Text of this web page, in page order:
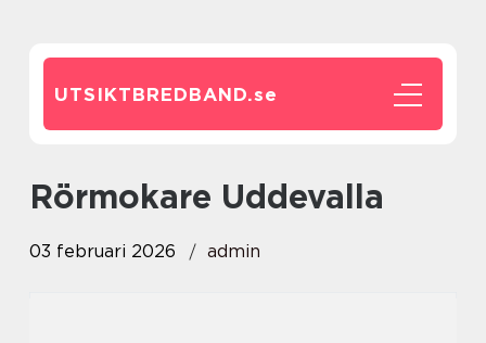
UTSIKTBREDBAND.se
rörmokare Uddevalla
03 februari 2026 admin